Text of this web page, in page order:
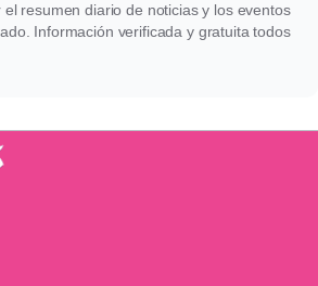
resumen diario de noticias y los eventos
Información verificada y gratuita todos